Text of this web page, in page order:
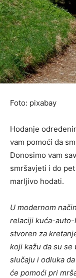
Foto: pixabay
Hodanje
vam pomoći da
Donosimo vam
smršavjeti i do
marljivo hodati.
U modernom
relaciji kuća-
stvoren za
koji kažu da su se
slučaju i odluka
će pomoći pri